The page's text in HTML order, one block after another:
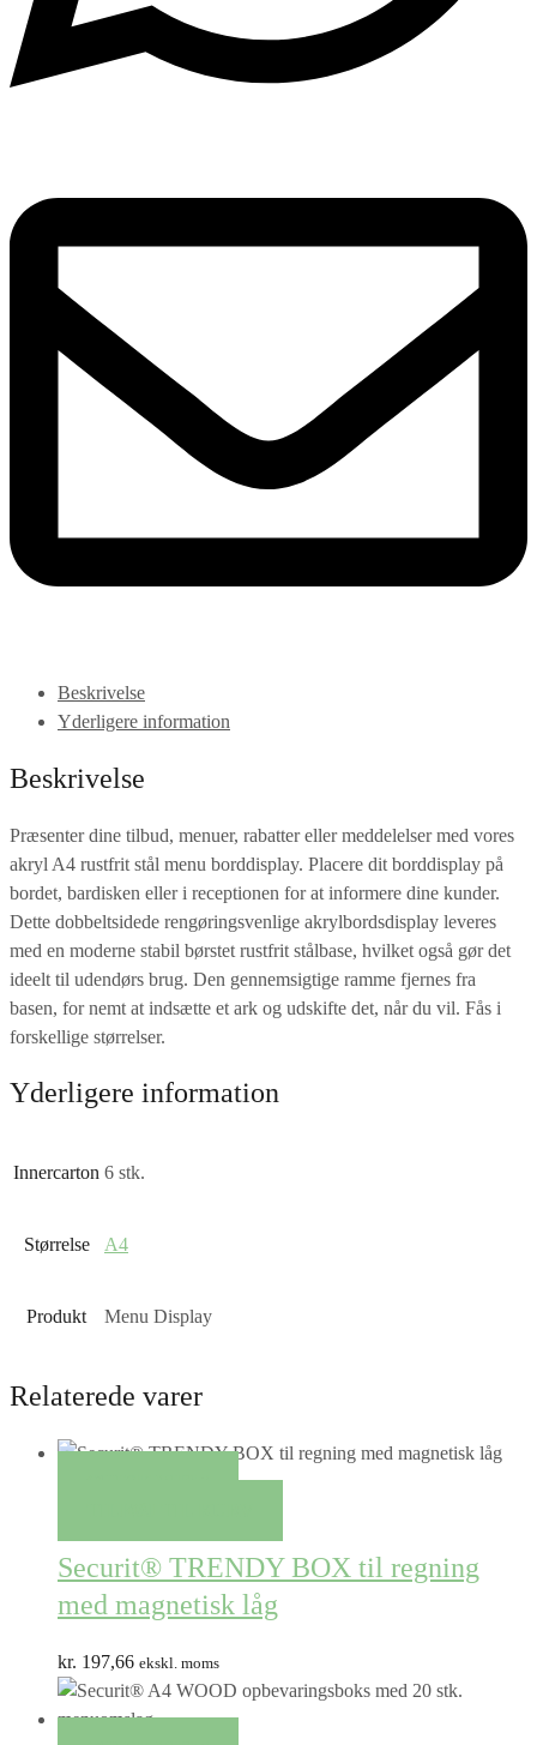
Beskrivelse
Yderligere information
Beskrivelse
Præsenter dine tilbud, menuer, rabatter eller meddelelser med vores
akryl A4 rustfrit stål menu borddisplay. Placere dit borddisplay på
bordet, bardisken eller i receptionen for at informere dine kunder.
Dette dobbeltsidede rengøringsvenlige akrylbordsdisplay leveres
med en moderne stabil børstet rustfrit stålbase, hvilket også gør det
ideelt til udendørs brug. Den gennemsigtige ramme fjernes fra
basen, for nemt at indsætte et ark og udskifte det, når du vil. Fås i
forskellige størrelser.
Yderligere information
Innercarton 6 stk.
Størrelse A4
Produkt Menu Display
Relaterede varer
Securit® TRENDY BOX til regning
med magnetisk låg
kr. 197,66 ekskl. moms